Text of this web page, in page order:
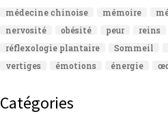
médecine chinoise
mémoire
nervosité
obésité peur reins
réflexologie plantaire
Sommeil
vertiges
émotions énergie
Catégories